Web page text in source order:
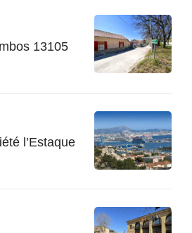
13105
l’Estaque